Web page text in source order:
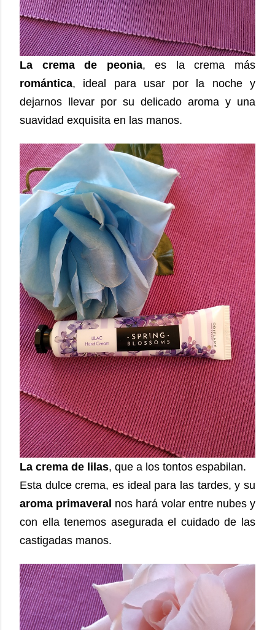
La crema de peonia, es la crema más
romántica, ideal para usar por la noche y
dejarnos llevar por su delicado aroma y una
suavidad exquisita en las manos.
La crema de lilas, que a los tontos espabilan.
Esta dulce crema, es ideal para las tardes, y su
aroma primaveral nos hará volar entre nubes y
con ella tenemos asegurada el cuidado de las
castigadas manos.